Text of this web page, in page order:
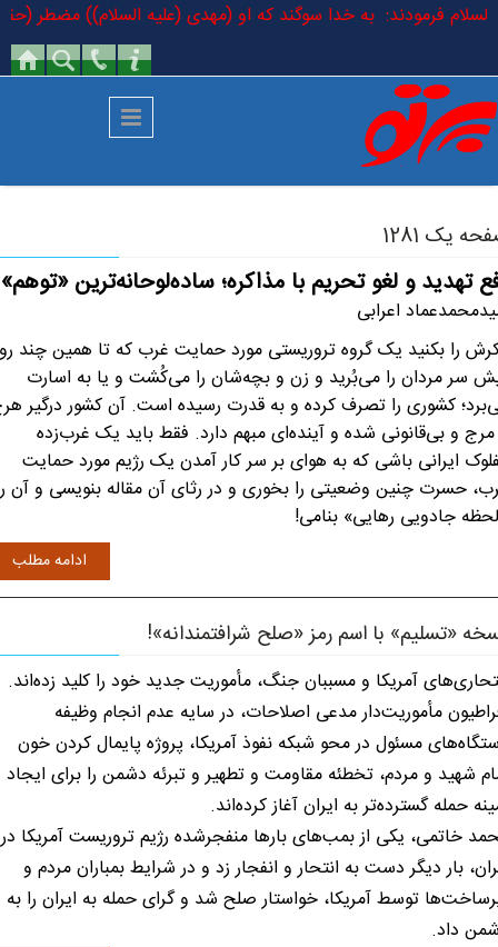
رفتن به محتوای اصلی
السلام فرمودند: به خدا سوگند که او (مهدی (علیه السلام)) مضطر
یک 1281
تهدید و لغو تحریم با مذاکره؛ ساده‌لوحانه‌ترین
اعرابی
را بکنید یک گروه تروریستی مورد حمایت غرب که تا همین چند
سر مردان را می‌بُرید و زن و بچه‌شان را می‌کُشت و یا به اسارت
کشوری را تصرف کرده و به قدرت رسیده است. آن کشور درگیر
و بی‌قانونی شده و آینده‌ای مبهم دارد. فقط باید یک غرب‌زده
ایرانی باشی که به هوای بر سر کار آمدن یک رژیم مورد حمایت
حسرت چنین وضعیتی را بخوری و در رثای آن مقاله بنویسی و آن
جادویی رهایی» بنامی!
ادامه مطلب
«تسلیم» با اسم رمز «صلح شرافتمندانه»!
آمریکا و مسببان جنگ، مأموریت جدید خود را کلید زده‌اند.
مأموریت‌دار مدعی اصلاحات، در سایه عدم انجام وظیفه
مسئول در محو شبکه نفوذ آمریکا، پروژه پایمال کردن خون
شهید و مردم، تخطئه مقاومت و تطهیر و تبرئه دشمن را برای ایجاد
حمله گسترده‌تر به ایران آغاز کرده‌اند.
خاتمی، یکی از بمب‌های بارها منفجرشده رژیم تروریست آمریکا در
بار دیگر دست به انتحار و انفجار زد و در شرایط بمباران مردم و
توسط آمریکا، خواستار صلح شد و گرای حمله به ایران را به
داد.